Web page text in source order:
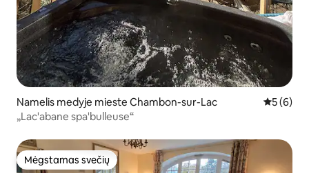
Namelis medyje mieste Chambon-sur-Lac Vidutinis
5 (6)
„Lac'abane spa'bulleuse“
Mėgstamas svečių
Mėgstamas svečių